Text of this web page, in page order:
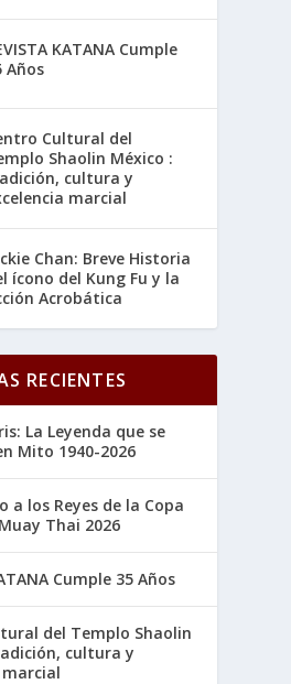
KATANA Cumple
Años
Cultural del
Shaolin México :
cultura y
marcial
Chan: Breve Historia
ícono del Kung Fu y la
Acrobática
RECIENTES
La Leyenda que se
Mito 1940-2026
a los Reyes de la Copa
Thai 2026
Cumple 35 Años
del Templo Shaolin
cultura y
marcial